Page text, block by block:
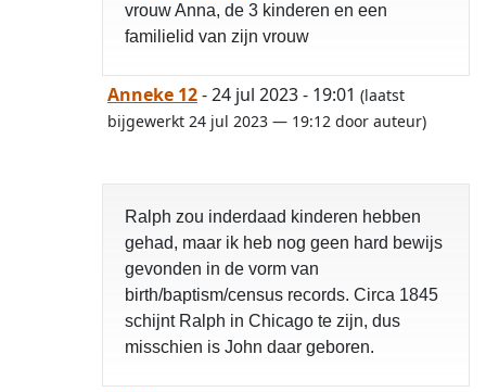
vrouw Anna, de 3 kinderen en een
familielid van zijn vrouw
Anneke 12- 24 jul 2023 - 19:01 (laatst
bijgewerkt 24 jul 2023 — 19:12 door auteur)
Ralph zou inderdaad kinderen hebben
gehad, maar ik heb nog geen hard bewijs
gevonden in de vorm van
birth/baptism/census records. Circa 1845
schijnt Ralph in Chicago te zijn, dus
misschien is John daar geboren.
opgelost